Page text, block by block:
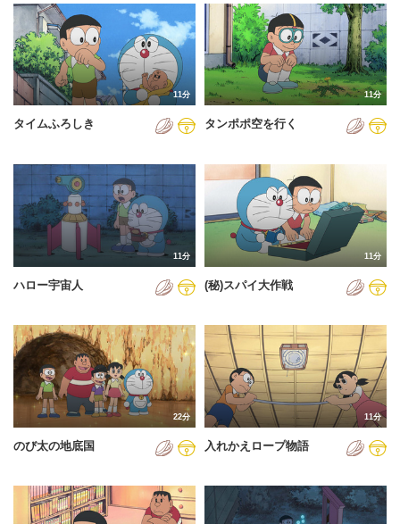
2024年
2025年
2026年
11分
タイムふろしき
11分
タンポポ空を行く
11分
ハロー宇宙人
11分
(秘)スパイ大作戦
22分
のび太の地底国
11分
入れかえロープ物語